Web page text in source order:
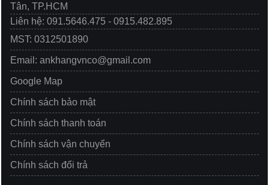
Tân, TP.HCM
Liên hệ: 091.5646.475 - 0915.482.895
MST: 0312501890
Email: ankhangvnco@gmail.com
Google Map
Chính sách bảo mật
Chính sách thanh toán
Chính sách vận chuyển
Chính sách đổi trả